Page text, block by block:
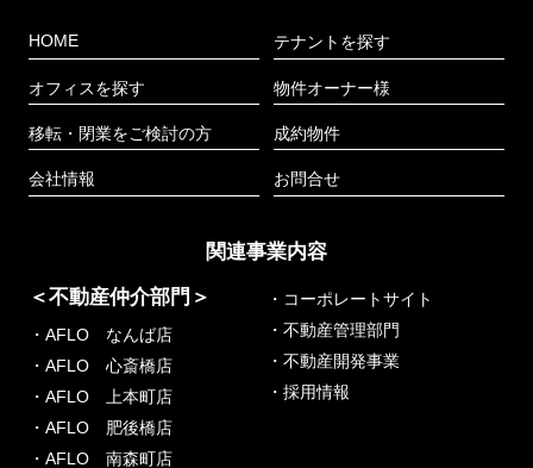
HOME
オフィスを探す
移転・閉業をご検討の方
会社情報
テナントを探す
物件オーナー様
成約物件
お問合せ
関連事業内容
＜不動産仲介部門＞
・AFLO なんば店
・AFLO 心斎橋店
・AFLO 上本町店
・AFLO 肥後橋店
・AFLO 南森町店
・コーポレートサイト
・不動産管理部門
・不動産開発事業
・採用情報